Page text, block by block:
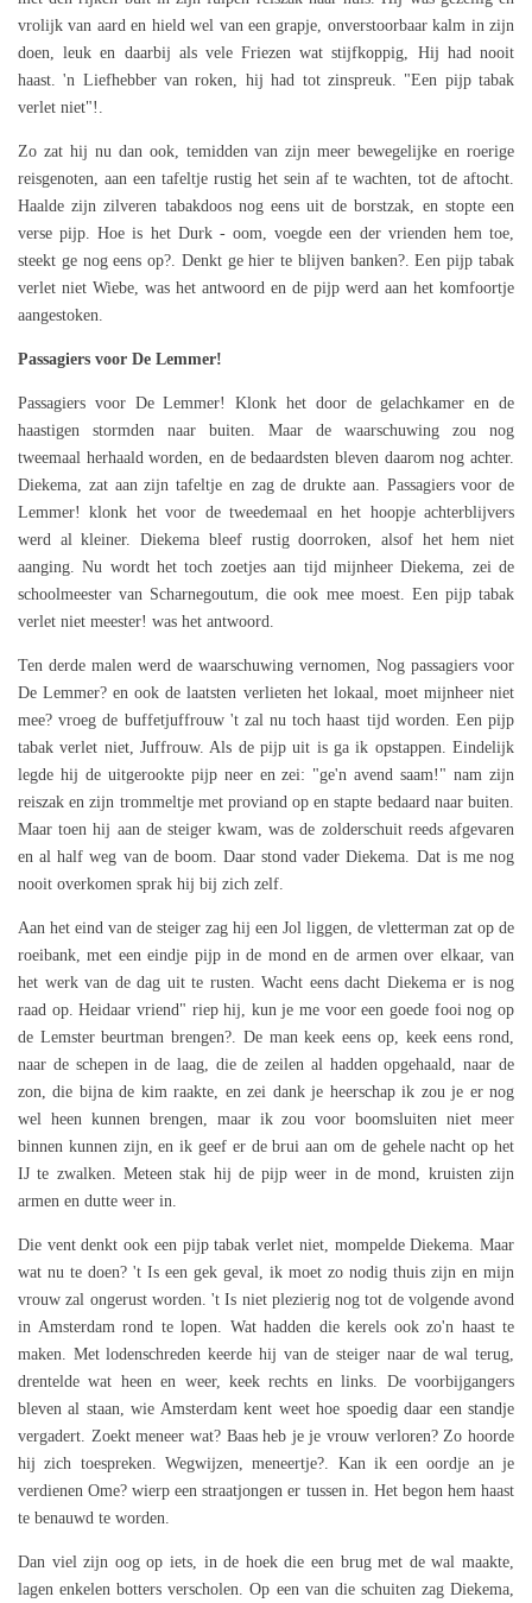
vrolijk van aard en hield wel van een grapje, onverstoorbaar kalm in zijn
doen, leuk en daarbij als vele Friezen wat stijfkoppig, Hij had nooit
haast. 'n Liefhebber van roken, hij had tot zinspreuk. "Een pijp tabak
verlet niet"!.
Zo zat hij nu dan ook, temidden van zijn meer bewegelijke en roerige
reisgenoten, aan een tafeltje rustig het sein af te wachten, tot de aftocht.
Haalde zijn zilveren tabakdoos nog eens uit de borstzak, en stopte een
verse pijp. Hoe is het Durk - oom, voegde een der vrienden hem toe,
steekt ge nog eens op?. Denkt ge hier te blijven banken?. Een pijp tabak
verlet niet Wiebe, was het antwoord en de pijp werd aan het komfoortje
aangestoken.
Passagiers voor De Lemmer!
Passagiers voor De Lemmer! Klonk het door de gelachkamer en de
haastigen stormden naar buiten. Maar de waarschuwing zou nog
tweemaal herhaald worden, en de bedaardsten bleven daarom nog achter.
Diekema, zat aan zijn tafeltje en zag de drukte aan. Passagiers voor de
Lemmer! klonk het voor de tweedemaal en het hoopje achterblijvers
werd al kleiner. Diekema bleef rustig doorroken, alsof het hem niet
aanging. Nu wordt het toch zoetjes aan tijd mijnheer Diekema, zei de
schoolmeester van Scharnegoutum, die ook mee moest. Een pijp tabak
verlet niet meester! was het antwoord.
Ten derde malen werd de waarschuwing vernomen, Nog passagiers voor
De Lemmer? en ook de laatsten verlieten het lokaal, moet mijnheer niet
mee? vroeg de buffetjuffrouw 't zal nu toch haast tijd worden. Een pijp
tabak verlet niet, Juffrouw. Als de pijp uit is ga ik opstappen. Eindelijk
legde hij de uitgerookte pijp neer en zei: "ge'n avend saam!" nam zijn
reiszak en zijn trommeltje met proviand op en stapte bedaard naar buiten.
Maar toen hij aan de steiger kwam, was de zolderschuit reeds afgevaren
en al half weg van de boom. Daar stond vader Diekema. Dat is me nog
nooit overkomen sprak hij bij zich zelf.
Aan het eind van de steiger zag hij een Jol liggen, de vletterman zat op de
roeibank, met een eindje pijp in de mond en de armen over elkaar, van
het werk van de dag uit te rusten. Wacht eens dacht Diekema er is nog
raad op. Heidaar vriend" riep hij, kun je me voor een goede fooi nog op
de Lemster beurtman brengen?. De man keek eens op, keek eens rond,
naar de schepen in de laag, die de zeilen al hadden opgehaald, naar de
zon, die bijna de kim raakte, en zei dank je heerschap ik zou je er nog
wel heen kunnen brengen, maar ik zou voor boomsluiten niet meer
binnen kunnen zijn, en ik geef er de brui aan om de gehele nacht op het
IJ te zwalken. Meteen stak hij de pijp weer in de mond, kruisten zijn
armen en dutte weer in.
Die vent denkt ook een pijp tabak verlet niet, mompelde Diekema. Maar
wat nu te doen? 't Is een gek geval, ik moet zo nodig thuis zijn en mijn
vrouw zal ongerust worden. 't Is niet plezierig nog tot de volgende avond
in Amsterdam rond te lopen. Wat hadden die kerels ook zo'n haast te
maken. Met lodenschreden keerde hij van de steiger naar de wal terug,
drentelde wat heen en weer, keek rechts en links. De voorbijgangers
bleven al staan, wie Amsterdam kent weet hoe spoedig daar een standje
vergadert. Zoekt meneer wat? Baas heb je je vrouw verloren? Zo hoorde
hij zich toespreken. Wegwijzen, meneertje?. Kan ik een oordje an je
verdienen Ome? wierp een straatjongen er tussen in. Het begon hem haast
te benauwd te worden.
Dan viel zijn oog op iets, in de hoek die een brug met de wal maakte,
lagen enkelen botters verscholen. Op een van die schuiten zag Diekema,